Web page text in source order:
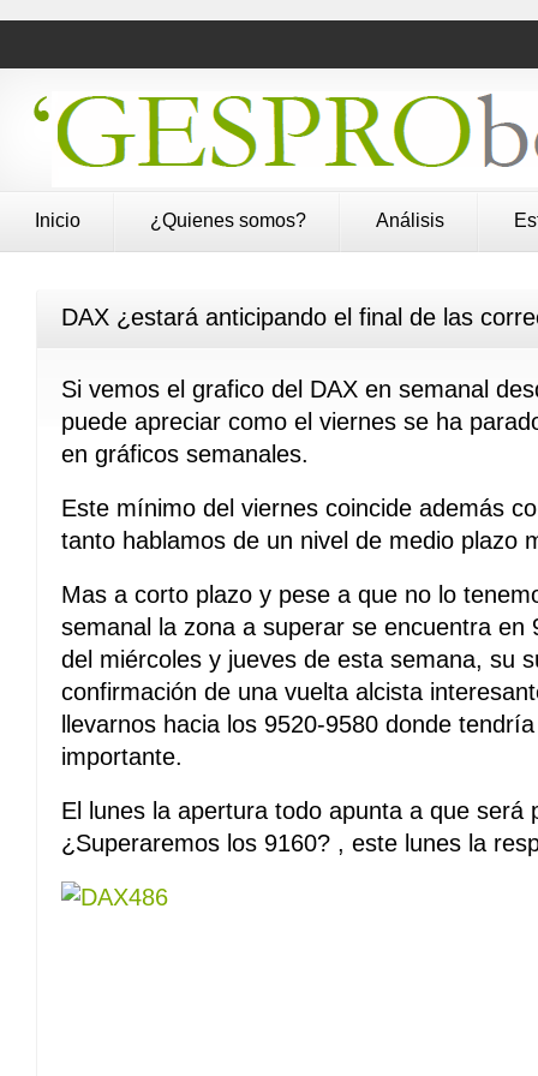
Inicio ¿Quienes somos? Análisis
DAX ¿estará anticipando el final de las
Si vemos el grafico del DAX en semanal
puede apreciar como el viernes se ha
en gráficos semanales.
Este mínimo del viernes coincide además
tanto hablamos de un nivel de medio plazo
Mas a corto plazo y pese a que no lo
semanal la zona a superar se encuentra en
del miércoles y jueves de esta semana, su
confirmación de una vuelta alcista
llevarnos hacia los 9520-9580 donde
importante.
El lunes la apertura todo apunta a que será
¿Superaremos los 9160? , este lunes la